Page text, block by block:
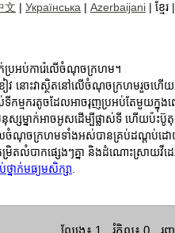
文 | Українська | Azerbaijani | ខ្មែ
រអប់ការ៉េលើចំណុចក្រហម។
វ នោះវាស្ថិតនៅលើចំណុចក្រហមរួចហើ
ស់ទីកម្មករតូចដែលអាចរុញប្រអប់តែមួយក្
សម្នាក់អាចអូសដើម្បីផ្លាស់ទី ហើយប៉ះប៊ូតុ
លចំណុចក្រហមទាំងអស់បានគ្រប់ដណ្ដប់
កម្រិតលំបាកផ្សេងៗគ្នា និងដំណោះស្រាយវី
ថ្នាក់មធ្យមសិក្សា
ល្បែង៖ 1 រំកិល៖ 0 រុ